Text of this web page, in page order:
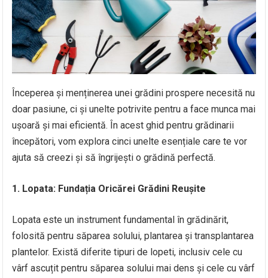
Începerea și menținerea unei grădini prospere necesită nu
doar pasiune, ci și unelte potrivite pentru a face munca mai
ușoară și mai eficientă. În acest ghid pentru grădinarii
începători, vom explora cinci unelte esențiale care te vor
ajuta să creezi și să îngrijești o grădină perfectă.
1. Lopata: Fundația Oricărei Grădini Reușite
Lopata este un instrument fundamental în grădinărit,
folosită pentru săparea solului, plantarea și transplantarea
plantelor. Există diferite tipuri de lopeti, inclusiv cele cu
vârf ascuțit pentru săparea solului mai dens și cele cu vârf